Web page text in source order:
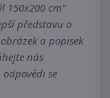
150x200 cm"
představu o
a popisek
nás
se